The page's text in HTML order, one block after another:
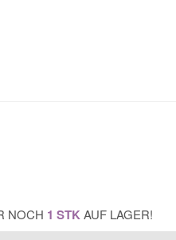
NOCH 1 STK AUF LAGER!